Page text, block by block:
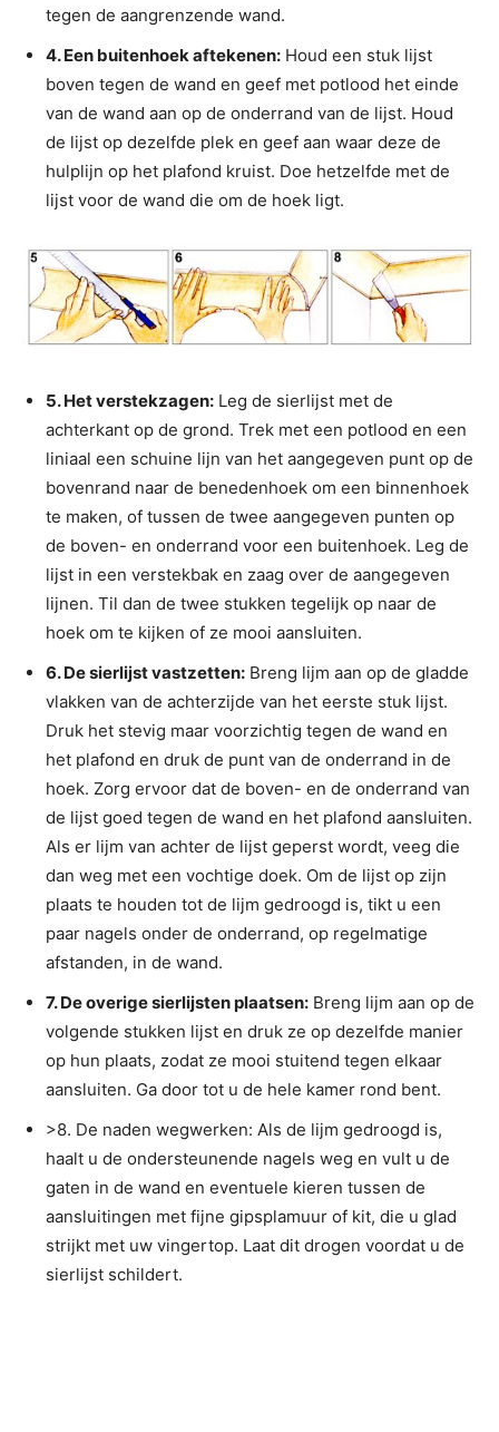
tegen de aangrenzende wand.
4. Een buitenhoek aftekenen: Houd een stuk lijst
boven tegen de wand en geef met potlood het einde
van de wand aan op de onderrand van de lijst. Houd
de lijst op dezelfde plek en geef aan waar deze de
hulplijn op het plafond kruist. Doe hetzelfde met de
lijst voor de wand die om de hoek ligt.
5. Het verstekzagen: Leg de sierlijst met de
achterkant op de grond. Trek met een potlood en een
liniaal een schuine lijn van het aangegeven punt op de
bovenrand naar de benedenhoek om een binnenhoek
te maken, of tussen de twee aangegeven punten op
de boven- en onderrand voor een buitenhoek. Leg de
lijst in een verstekbak en zaag over de aangegeven
lijnen. Til dan de twee stukken tegelijk op naar de
hoek om te kijken of ze mooi aansluiten.
6. De sierlijst vastzetten: Breng lijm aan op de gladde
vlakken van de achterzijde van het eerste stuk lijst.
Druk het stevig maar voorzichtig tegen de wand en
het plafond en druk de punt van de onderrand in de
hoek. Zorg ervoor dat de boven- en de onderrand van
de lijst goed tegen de wand en het plafond aansluiten.
Als er lijm van achter de lijst geperst wordt, veeg die
dan weg met een vochtige doek. Om de lijst op zijn
plaats te houden tot de lijm gedroogd is, tikt u een
paar nagels onder de onderrand, op regelmatige
afstanden, in de wand.
7. De overige sierlijsten plaatsen: Breng lijm aan op de
volgende stukken lijst en druk ze op dezelfde manier
op hun plaats, zodat ze mooi stuitend tegen elkaar
aansluiten. Ga door tot u de hele kamer rond bent.
>8. De naden wegwerken: Als de lijm gedroogd is,
haalt u de ondersteunende nagels weg en vult u de
gaten in de wand en eventuele kieren tussen de
aansluitingen met fijne gipsplamuur of kit, die u glad
strijkt met uw vingertop. Laat dit drogen voordat u de
sierlijst schildert.